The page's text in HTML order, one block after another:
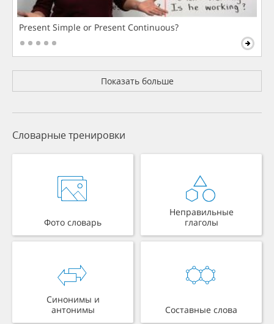
Present Simple or Present Continuous?
Показать больше
Словарные тренировки
Фото словарь
Неправильные
глаголы
Синонимы и
антонимы
Составные слова